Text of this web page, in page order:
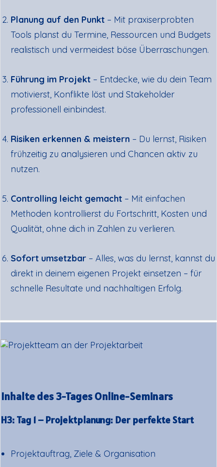
Planung auf den Punkt – Mit praxiserprobten
Tools planst du Termine, Ressourcen und Budgets
realistisch und vermeidest böse Überraschungen.
Führung im Projekt – Entdecke, wie du dein Team
motivierst, Konflikte löst und Stakeholder
professionell einbindest.
Risiken erkennen & meistern – Du lernst, Risiken
frühzeitig zu analysieren und Chancen aktiv zu
nutzen.
Controlling leicht gemacht – Mit einfachen
Methoden kontrollierst du Fortschritt, Kosten und
Qualität, ohne dich in Zahlen zu verlieren.
Sofort umsetzbar – Alles, was du lernst, kannst du
direkt in deinem eigenen Projekt einsetzen – für
schnelle Resultate und nachhaltigen Erfolg.
Inhalte des 3-Tages Online-Seminars
H3: Tag 1 – Projektplanung: Der perfekte Start
Projektauftrag, Ziele & Organisation